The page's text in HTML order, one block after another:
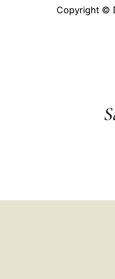
Copyright ©